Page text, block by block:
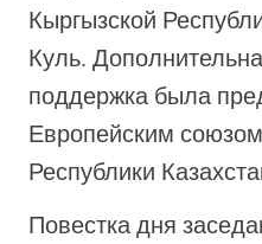
Кыргызской
Куль.
поддержка была
Европейским
Республики
Повестка дня